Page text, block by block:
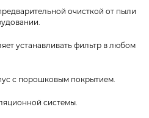
очисткой от пыли
устанавливать фильтр в любом
с порошковым покрытием.
системы.